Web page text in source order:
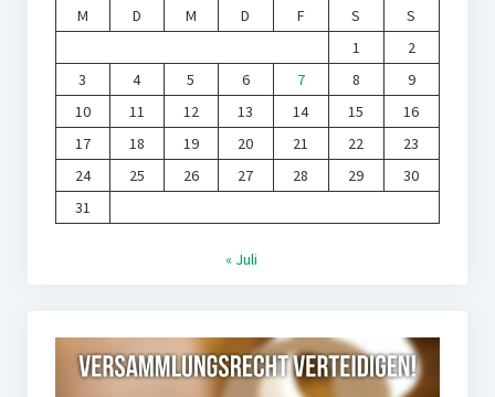
M
D M D F S
S
1
2
3
4 5 6 7 8
9
10
11 12 13 14 15
16
17
18 19 20 21 22
23
24
25 26 27 28 29
30
31
« Juli